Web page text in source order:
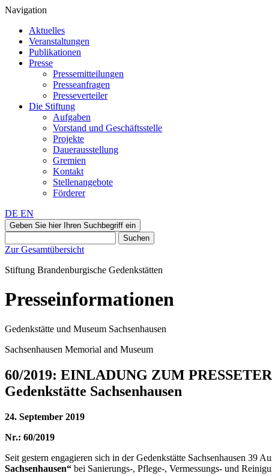
Navigation
Aktuelles
Veranstaltungen
Publikationen
Presse
Pressemitteilungen
Presseanfragen
Presseverteiler
Die Stiftung
Aufgaben
Vorstand und Geschäftsstelle
Projekte
Dauerausstellung
Gremien
Kontakt
Stellenangebote
Förderer
DE EN
Geben Sie hier Ihren Suchbegriff ein
Suchen
Zur Gesamtübersicht
Stiftung Brandenburgische Gedenkstätten
Presseinformationen
Gedenkstätte und Museum Sachsenhausen
Sachsenhausen Memorial and Museum
60/2019: EINLADUNG ZUM
Gedenkstätte Sachsenhausen
24. September 2019
Nr.: 60/2019
Seit gestern engagieren sich in der Gedenkstätte Sachsenhausen 39
Sachsenhausen“ bei Sanierungs-, Pflege-, Vermessungs- und